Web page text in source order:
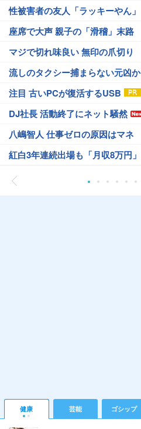
性被害者の友人「ラッキーやん」
座席で大声 親子の「滑稽」末路
マジで切れ味良い 無印の爪切り
流しのタクシー捕まらない元凶か
注目 古いPCが復活するUSB
DJ社長 活動終了にネット騒然
八嶋智人 仕事ゼロの原因はマネ
紅白3年連続出場も「月収8万円」
健康 芸能 ゴシップ